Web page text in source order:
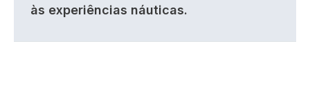
às experiências náuticas.